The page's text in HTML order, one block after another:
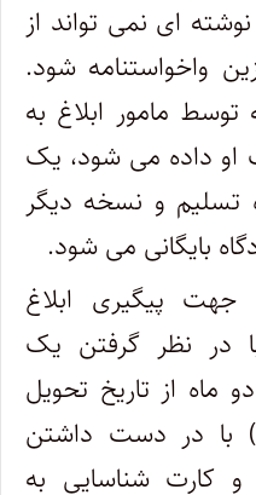
ای نمی تواند از
واخواستنامه شود.
مامور ابلاغ به
او داده می شود، یک
تسلیم و نسخه دیگر
بایگانی می شود.
جهت پیگیری ابلاغ
در نظر گرفتن یک
از تاریخ تحویل
با در دست داشتن
و کارت شناسایی به